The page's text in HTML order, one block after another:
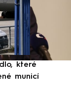
které
municí